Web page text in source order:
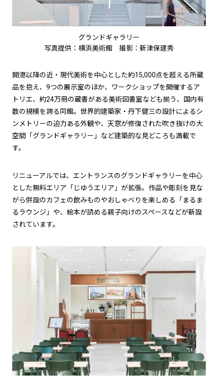
グランドギャラリー
写真提供：横浜美術館 撮影：新津保建秀
開港以降の近・現代美術を中心とした約15,000点を超える所蔵
品を抱え、9つの展示室のほか、ワークショップを開催するア
トリエ、約24万冊の蔵書がある美術図書室なども揃う、国内有
数の規模を誇る同館。世界的建築家・丹下健三の設計によるシ
ンメトリーの迫力ある外観や、天窓が修復された吹き抜けの大
空間「グランドギャラリー」など建築的な見どころも満載で
す。
リニューアルでは、エントランスのグランドギャラリーを中心
とした無料エリア「じゆうエリア」が拡張。作品や彫刻を見な
がら併設のカフェの飲みものやおしゃべりを楽しめる「まるま
るラウンジ」や、絵本が読める親子向けのスペースなどが新設
されています。